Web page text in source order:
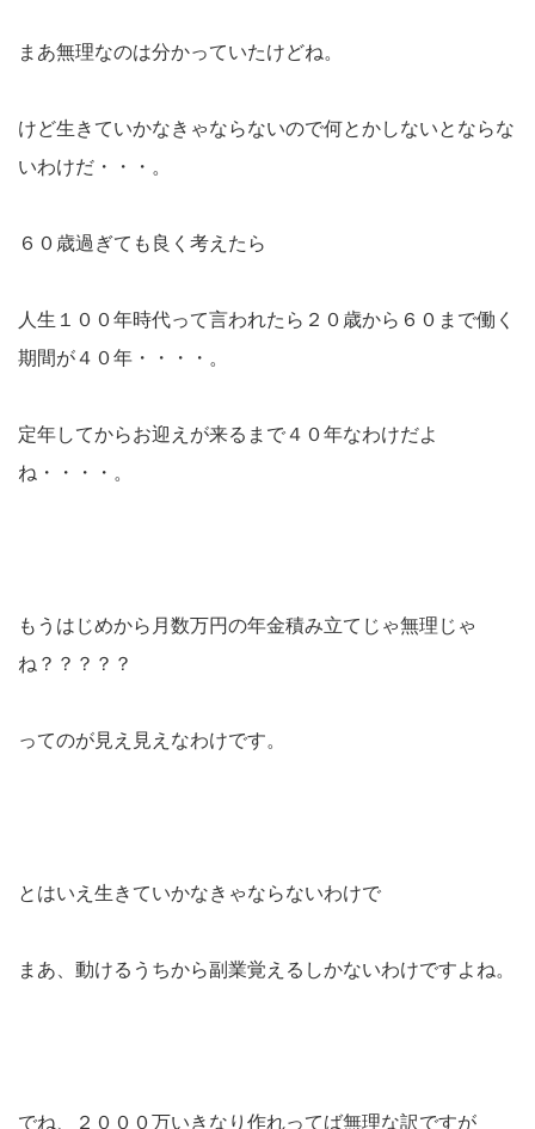
まあ無理なのは分かっていたけどね。
けど生きていかなきゃならないので何とかしないとならな
いわけだ・・・。
６０歳過ぎても良く考えたら
人生１００年時代って言われたら２０歳から６０まで働く
期間が４０年・・・・。
定年してからお迎えが来るまで４０年なわけだよ
ね・・・・。
もうはじめから月数万円の年金積み立てじゃ無理じゃ
ね？？？？？
ってのが見え見えなわけです。
とはいえ生きていかなきゃならないわけで
まあ、動けるうちから副業覚えるしかないわけですよね。
でね、２０００万いきなり作れってば無理な訳ですが